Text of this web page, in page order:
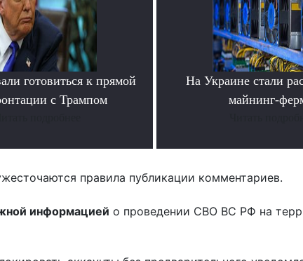
готовиться к прямой
с Трампом
На Украине стали
майнинг-
правила публикации комментариев.
информацией о проведении СВО ВС РФ на